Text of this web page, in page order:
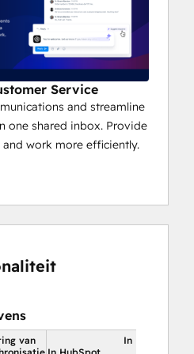
Service
and streamline
one shared inbox. Provide
and work more efficiently.
van
In HubSpot